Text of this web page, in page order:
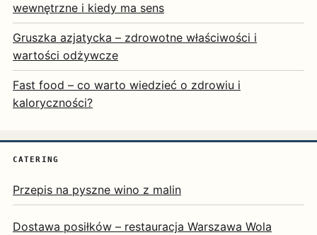
wewnętrzne i kiedy ma sens
Gruszka azjatycka – zdrowotne właściwości i
wartości odżywcze
Fast food – co warto wiedzieć o zdrowiu i
kaloryczności?
CATERING
Przepis na pyszne wino z malin
Dostawa posiłków – restauracja Warszawa Wola